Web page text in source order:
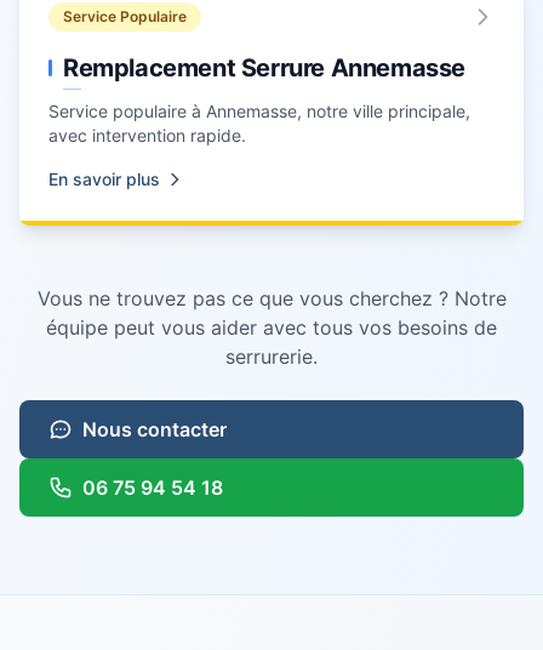
Service Populaire
Remplacement Serrure Annemasse
Service populaire à Annemasse, notre ville principale,
avec intervention rapide.
En savoir plus
Vous ne trouvez pas ce que vous cherchez ? Notre
équipe peut vous aider avec tous vos besoins de
serrurerie.
Nous contacter
06 75 94 54 18